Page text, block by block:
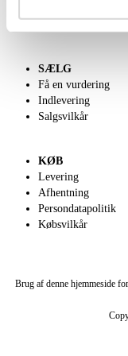
English frontpage
SÆLG
Få en vurdering
Indlevering
Salgsvilkår
KØB
Levering
Afhentning
Persondatapolitik
Købsvilkår
Brug af denne hjemmeside